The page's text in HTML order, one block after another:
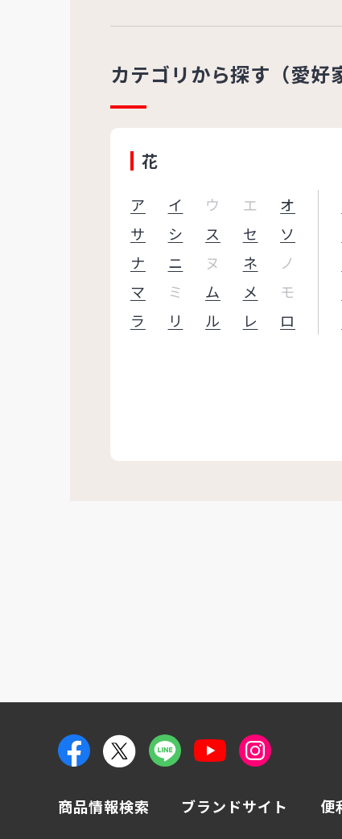
カテゴリから探す（愛好
花
ア イ ウ エ オ
サ
シ ス セ ソ
ナ
ニ ヌ ネ ノ
マ
ミ ム メ モ
ラ
リ ル レ ロ
商品情報検索 ブランドサイト 便